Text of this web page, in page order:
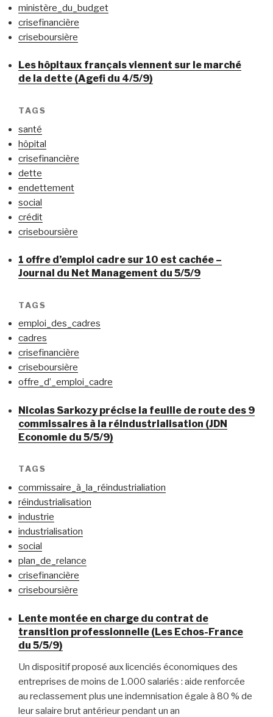
ministère_du_budget
crisefinancière
criseboursière
Les hôpitaux français viennent sur le marché
de la dette (Agefi du 4/5/9)
TAGS
santé
hôpital
crisefinancière
dette
endettement
social
crédit
criseboursière
1 offre d’emploi cadre sur 10 est cachée –
Journal du Net Management du 5/5/9
TAGS
emploi_des_cadres
cadres
crisefinancière
criseboursière
offre_d’_emploi_cadre
Nicolas Sarkozy précise la feuille de route des 9
commissaires à la réindustrialisation (JDN
Economie du 5/5/9)
TAGS
commissaire_à_la_réindustrialiation
réindustrialisation
industrie
industrialisation
social
plan_de_relance
crisefinancière
criseboursière
Lente montée en charge du contrat de
transition professionnelle (Les Echos-France
du 5/5/9)
Un dispositif proposé aux licenciés économiques des
entreprises de moins de 1.000 salariés : aide renforcée
au reclassement plus une indemnisation égale à 80 % de
leur salaire brut antérieur pendant un an